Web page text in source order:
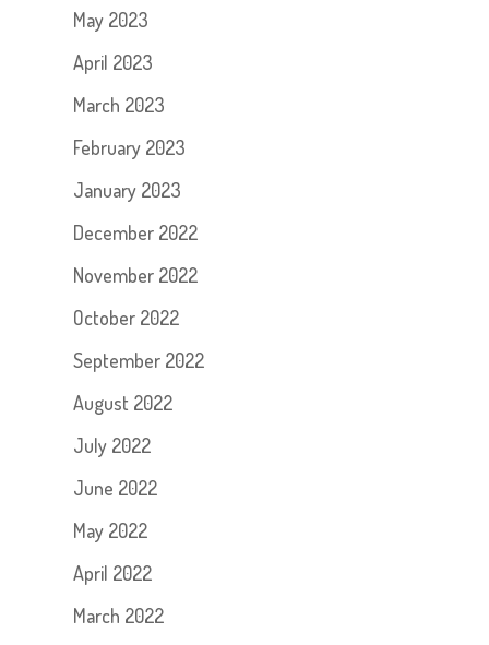
May 2023
April 2023
March 2023
February 2023
January 2023
December 2022
November 2022
October 2022
September 2022
August 2022
July 2022
June 2022
May 2022
April 2022
March 2022